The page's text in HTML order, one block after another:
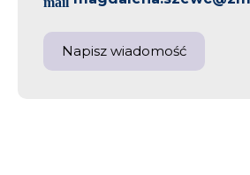
Napisz wiadomość